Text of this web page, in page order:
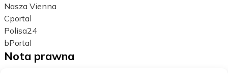
Nasza Vienna
Cportal
Polisa24
bPortal
Nota prawna